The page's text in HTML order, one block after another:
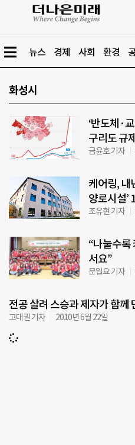
뉴스 경제 사회 환경
화성시
‘반도체·
구리도 규
금윤호 기자
케어링, 내
양로시설’
조유현 기자
“나눌수
서요”
문일요 기자
전공 살려 스승과 제자가 함께
고대권 기자 2010년 6월 22일